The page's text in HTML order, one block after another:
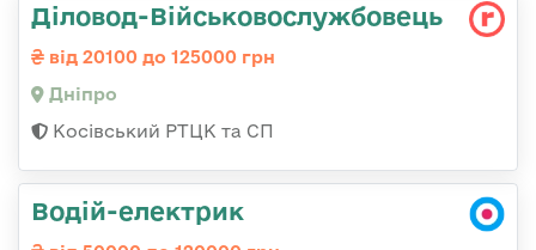
Діловод-Військовослужбовець
від 20100 до 125000 грн
Дніпро
Косівський РТЦК та СП
Водій-електрик